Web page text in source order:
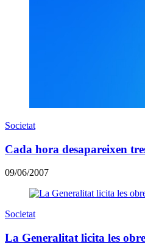
Societat
Cada hora desapareixen
09/06/2007
Societat
La Generalitat licita les